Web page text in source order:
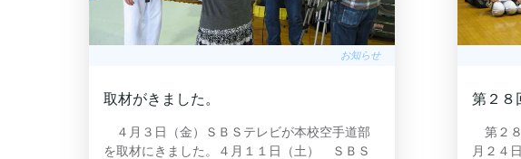
お知らせ
取材がきました。
４月３日（金）ＳＢＳテレビが本校空手道部
を取材にきました。４月１１日（土） ＳＢＳ
第２８
第２
月２４